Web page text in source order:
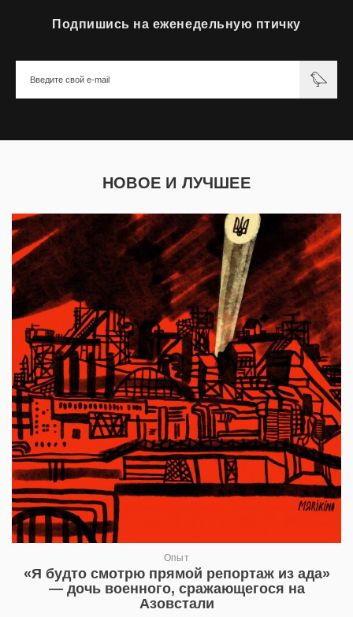
Подпишись на еженедельную птичку
НОВОЕ И ЛУЧШЕЕ
Опыт
«Я будто смотрю прямой репортаж из ада»
— дочь военного, сражающегося на
Азовстали